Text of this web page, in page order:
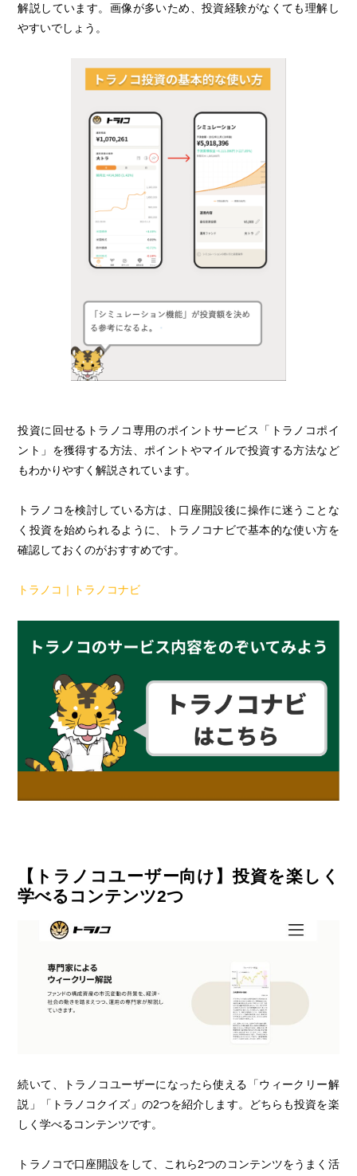
解説しています。画像が多いため、投資経験がなくても理解し
やすいでしょう。
投資に回せるトラノコ専用のポイントサービス「トラノコポイ
ント」を獲得する方法、ポイントやマイルで投資する方法など
もわかりやすく解説されています。
トラノコを検討している方は、口座開設後に操作に迷うことな
く投資を始められるように、トラノコナビで基本的な使い方を
確認しておくのがおすすめです。
トラノコ｜トラノコナビ
【トラノコユーザー向け】投資を楽しく
学べるコンテンツ2つ
続いて、トラノコユーザーになったら使える「ウィークリー解
説」「トラノコクイズ」の2つを紹介します。どちらも投資を楽
しく学べるコンテンツです。
トラノコで口座開設をして、これら2つのコンテンツをうまく活